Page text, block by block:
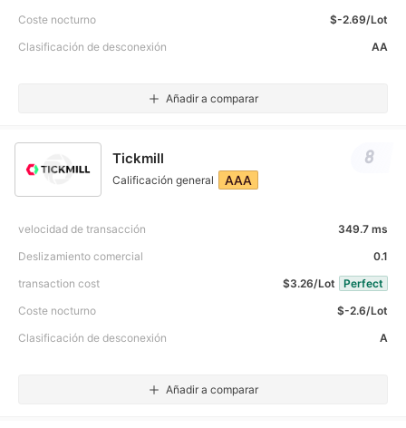
Coste nocturno
$-2.69/Lot
Clasificación de desconexión
AA
Añadir a comparar
Tickmill
Calificación general AAA
velocidad de transacción
349.7 ms
Deslizamiento comercial
0.1
transaction cost
$3.26/Lot
Perfect
Coste nocturno
$-2.6/Lot
Clasificación de desconexión
A
Añadir a comparar
8